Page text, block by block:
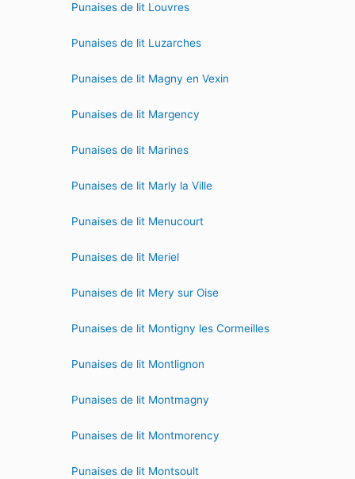
Punaises de lit Louvres
Punaises de lit Luzarches
Punaises de lit Magny en Vexin
Punaises de lit Margency
Punaises de lit Marines
Punaises de lit Marly la Ville
Punaises de lit Menucourt
Punaises de lit Meriel
Punaises de lit Mery sur Oise
Punaises de lit Montigny les Cormeilles
Punaises de lit Montlignon
Punaises de lit Montmagny
Punaises de lit Montmorency
Punaises de lit Montsoult